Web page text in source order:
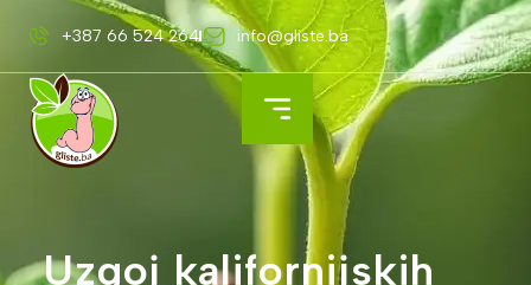
+387 66 524 264 info@gliste.ba
Uzgoj kalifornijskih